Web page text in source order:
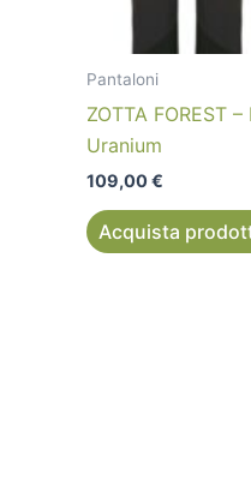
Pantaloni
ZOTTA FOREST
Uranium
109,00€
Acquista